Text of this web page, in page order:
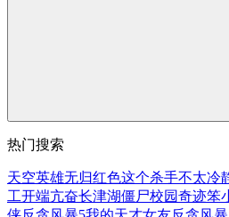
热门搜索
天空英雄无归红色这个杀手不太冷
工开端亢奋长津湖僵尸校园奇迹笨